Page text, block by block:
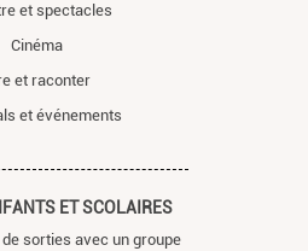
et spectacles
Cinéma
et raconter
et événements
ET SCOLAIRES
sorties avec un groupe